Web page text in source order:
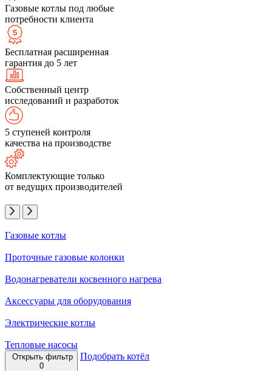
Газовые котлы под любые
потребности клиента
Бесплатная расширенная
гарантия до 5 лет
Собственный центр
исследований и разработок
5 ступеней контроля
качества на производстве
Комплектующие только
от ведущих производителей
Газовые котлы
Проточные газовые колонки
Водонагреватели косвенного нагрева
Аксессуары для оборудования
Электрические котлы
Тепловые насосы
Открыть фильтр
0
Подобрать котёл